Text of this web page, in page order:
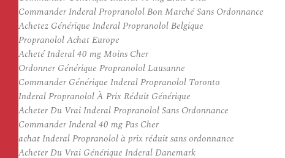
Commander Inderal Propranolol Bon Marché Sans Ordonnance
Achetez Générique Inderal Propranolol Belgique
Propranolol Achat Europe
Acheté Inderal 40 mg Moins Cher
Ordonner Générique Propranolol Lausanne
Commander Générique Inderal Propranolol Toronto
Inderal Propranolol À Prix Réduit Générique
Acheter Du Vrai Inderal Propranolol Sans Ordonnance
Commander Inderal 40 mg Pas Cher
achat Inderal Propranolol à prix réduit sans ordonnance
Acheter Du Vrai Générique Inderal Danemark